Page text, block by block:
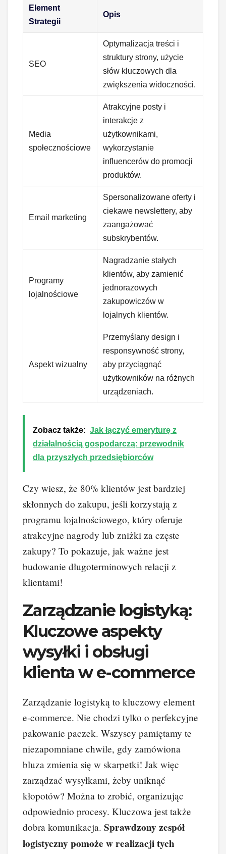
Element
Strategii
Opis
SEO
Optymalizacja treści i
struktury strony, użycie
słów kluczowych dla
zwiększenia widoczności.
Media
społecznościowe
Atrakcyjne posty i
interakcje z
użytkownikami,
wykorzystanie
influencerów do promocji
produktów.
Email marketing
Spersonalizowane oferty i
ciekawe newslettery, aby
zaangażować
subskrybentów.
Programy
lojalnościowe
Nagradzanie stałych
klientów, aby zamienić
jednorazowych
zakupowiczów w
lojalnych klientów.
Aspekt wizualny
Przemyślany design i
responsywność strony,
aby przyciągnąć
użytkowników na różnych
urządzeniach.
Zobacz także: Jak łączyć emeryturę z
działalnością gospodarczą: przewodnik
dla przyszłych przedsiębiorców
Czy wiesz, że 80% klientów jest bardziej
skłonnych do zakupu, jeśli korzystają z
programu lojalnościowego, który oferuje
atrakcyjne nagrody lub zniżki za częste
zakupy? To pokazuje, jak ważne jest
budowanie długoterminowych relacji z
klientami!
Zarządzanie logistyką:
Kluczowe aspekty
wysyłki i obsługi
klienta w e-commerce
Zarządzanie logistyką to kluczowy element
e-commerce. Nie chodzi tylko o perfekcyjne
pakowanie paczek. Wszyscy pamiętamy te
niezapomniane chwile, gdy zamówiona
bluza zmienia się w skarpetki! Jak więc
zarządzać wysyłkami, żeby uniknąć
kłopotów? Można to zrobić, organizując
odpowiednio procesy. Kluczowa jest także
dobra komunikacja. Sprawdzony zespół
logistyczny pomoże w realizacji tych